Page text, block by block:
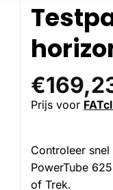
€
Prijs voor
Controleer
PowerTube
of Trek.